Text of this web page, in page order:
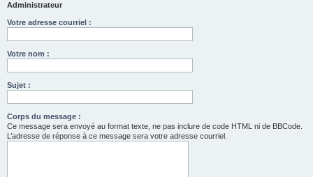
Administrateur
Votre adresse courriel :
Votre nom :
Sujet :
Corps du message :
Ce message sera envoyé au format texte, ne pas inclure de code HTML ni de BBCode.
L’adresse de réponse à ce message sera votre adresse courriel.